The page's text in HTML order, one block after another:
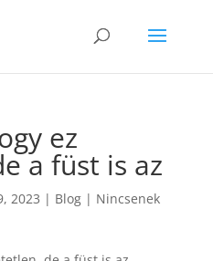
ez
a füst is az
2023 | Blog| Nincsenek